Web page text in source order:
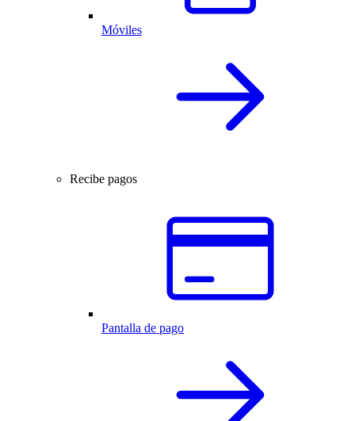
Móviles
Recibe pagos
Pantalla de pago